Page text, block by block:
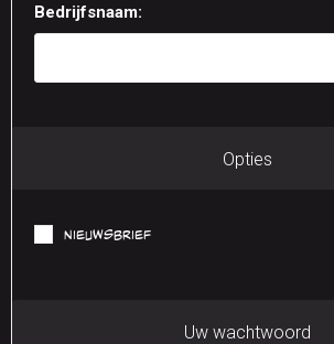
Bedrijfsnaam:
Opties
Nieuwsbrief
Uw wachtwoord